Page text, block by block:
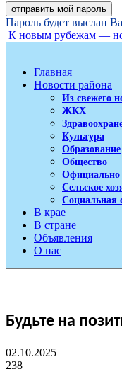
Пароль будет выслан
К новым рубежам —
Главная
Новости района
Из свежего
ЖКХ
Культура
Образование
Общество
Официально
Сельское
Социальная
В крае
В стране
Объявления
О нас
Будьте на
02.10.2025
238